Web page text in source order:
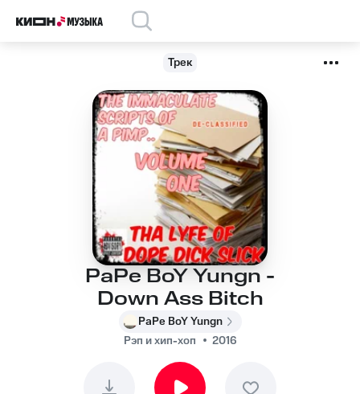
Трек
PaPe BoY Yungn -
Down Ass Bitch
PaPe BoY Yungn
Рэп и хип-хоп
2016